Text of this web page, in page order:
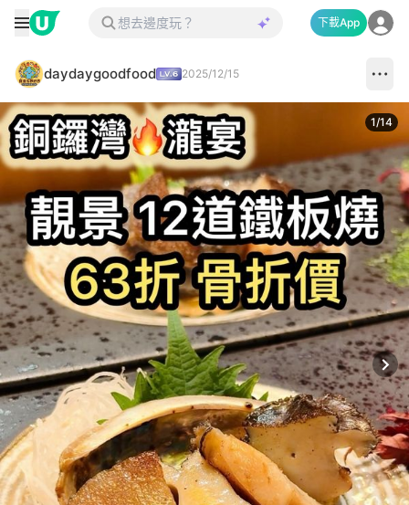
下載App
daydaygoodfood 2025/12/15
1/14